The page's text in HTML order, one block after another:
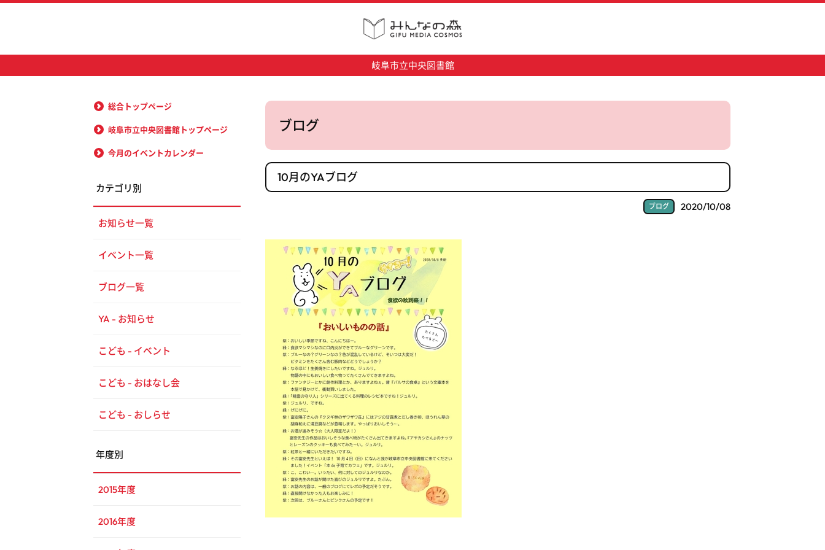
岐阜市立中央図書館
ブログ
10月のYAブログ
ブログ 2020/10/08
総合トップページ
岐阜市立中央図書館トップページ
今月のイベントカレンダー
カテゴリ別
お知らせ一覧
イベント一覧
ブログ一覧
YA - お知らせ
こども - イベント
こども - おはなし会
こども - おしらせ
年度別
2015年度
2016年度